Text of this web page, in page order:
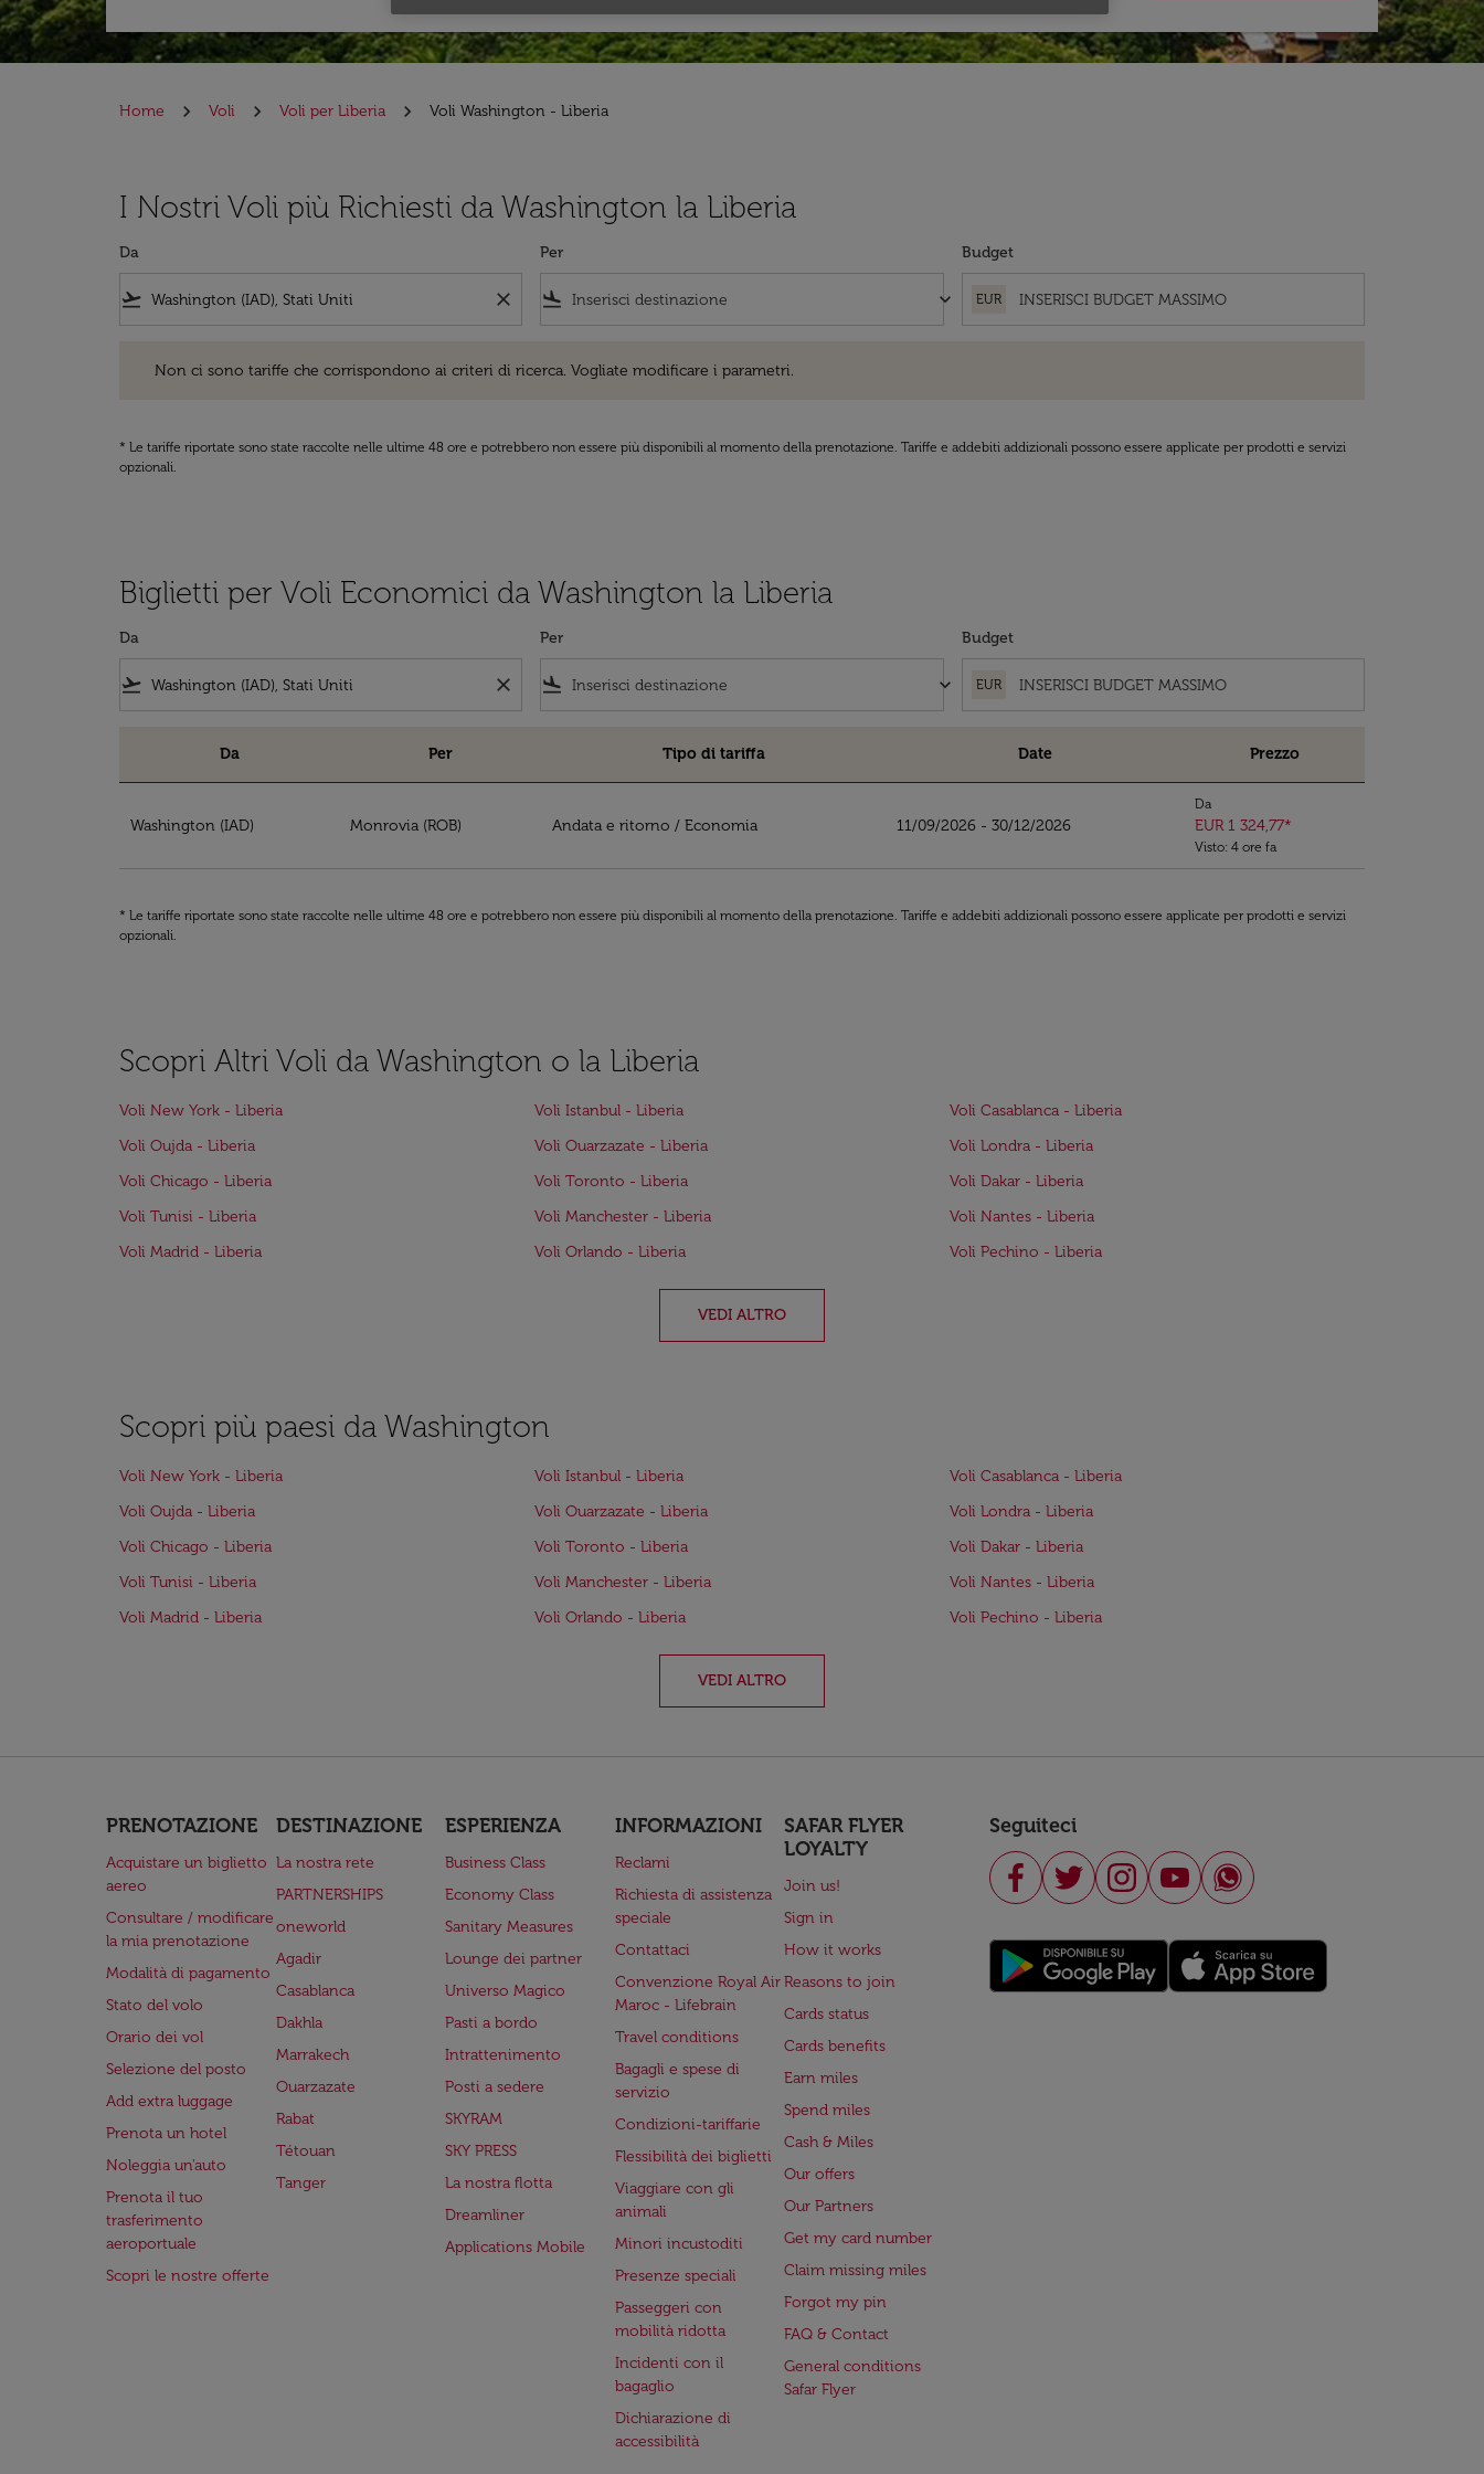
Home Voli Voli per Liberia Voli Washington - Liberia
I Nostri Voli più Richiesti da Washington la Liberia
Da
flight_takeoff close
Per
flight_land keyboard_arrow_down
Budget
EUR
Non ci sono tariffe che corrispondono ai criteri di ricerca. Vogliate modificare i parametri.
* Le tariffe riportate sono state raccolte nelle ultime 48 ore e potrebbero non essere più disponibili al momento della prenotazione. Tariffe e addebiti addizionali possono essere applicate per prodotti e servizi
opzionali.
Biglietti per Voli Economici da Washington la Liberia
Da
flight_takeoff close
Per
flight_land keyboard_arrow_down
Budget
EUR
Da Per Tipo di tariffa Date Prezzo
Washington (IAD) Monrovia (ROB) Andata e ritorno / Economia 11/09/2026 - 30/12/2026
Da
EUR 1 324,77*
Visto: 4 ore fa
* Le tariffe riportate sono state raccolte nelle ultime 48 ore e potrebbero non essere più disponibili al momento della prenotazione. Tariffe e addebiti addizionali possono essere applicate per prodotti e servizi
opzionali.
Scopri Altri Voli da Washington o la Liberia
Voli New York - Liberia Voli Istanbul - Liberia
Voli Casablanca - Liberia
Voli Oujda - Liberia
Voli Ouarzazate - Liberia
Voli Londra - Liberia
Voli Chicago - Liberia
Voli Toronto - Liberia
Voli Dakar - Liberia
Voli Tunisi - Liberia
Voli Manchester - Liberia
Voli Nantes - Liberia
Voli Madrid - Liberia
Voli Orlando - Liberia Voli Pechino - Liberia
VEDI ALTRO
Scopri più paesi da Washington
Voli New York - Liberia Voli Istanbul - Liberia
Voli Casablanca - Liberia
Voli Oujda - Liberia
Voli Ouarzazate - Liberia
Voli Londra - Liberia
Voli Chicago - Liberia
Voli Toronto - Liberia
Voli Dakar - Liberia
Voli Tunisi - Liberia
Voli Manchester - Liberia
Voli Nantes - Liberia
Voli Madrid - Liberia
Voli Orlando - Liberia Voli Pechino - Liberia
VEDI ALTRO
PRENOTAZIONE
Acquistare un biglietto
aereo
Consultare / modificare
la mia prenotazione
Modalità di pagamento
Stato del volo
Orario dei vol
Selezione del posto
Add extra luggage
Prenota un hotel
Noleggia un'auto
Prenota il tuo
trasferimento
aeroportuale
Scopri le nostre offerte
DESTINAZIONE
La nostra rete
PARTNERSHIPS
oneworld
Agadir
Casablanca
Dakhla
Marrakech
Ouarzazate
Rabat
Tétouan
Tanger
ESPERIENZA
Business Class
Economy Class
Sanitary Measures
Lounge dei partner
Universo Magico
Pasti a bordo
Intrattenimento
Posti a sedere
SKYRAM
SKY PRESS
La nostra flotta
Dreamliner
Applications Mobile
INFORMAZIONI
Reclami
Richiesta di assistenza
speciale
Contattaci
Convenzione Royal Air
Maroc - Lifebrain
Travel conditions
Bagagli e spese di
servizio
Condizioni-tariffarie
Flessibilità dei biglietti
Viaggiare con gli
animali
Minori incustoditi
Presenze speciali
Passeggeri con
mobilità ridotta
Incidenti con il
bagaglio
Dichiarazione di
accessibilità
SAFAR FLYER
LOYALTY
Join us!
Sign in
How it works
Reasons to join
Cards status
Cards benefits
Earn miles
Spend miles
Cash & Miles
Our offers
Our Partners
Get my card number
Claim missing miles
Forgot my pin
FAQ & Contact
General conditions
Safar Flyer
Seguiteci